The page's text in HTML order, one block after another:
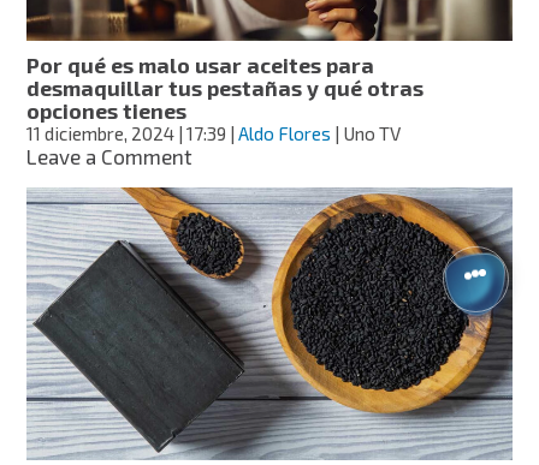
de
80
pesos,
según
Profeco
Por qué es malo usar aceites para
desmaquillar tus pestañas y qué otras
opciones tienes
11 diciembre, 2024 | 17:39 |Aldo Flores | Uno TV
Leave a Commenton
qué
es
malo
usar
aceites
para
desmaquillar
pestañas
y
qué